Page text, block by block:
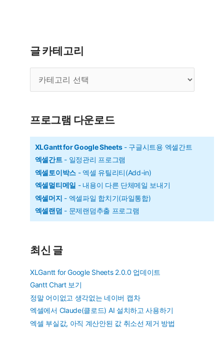
글 카테고리
테
리
프로그램 다운로드
XLGantt for Google Sheets- 구글시트용 엑셀간트
엑셀간트- 일정관리 프로그램
엑셀토이박스 - 엑셀 유틸리티(Add-in)
엑셀멀티메일 - 내용이 다른 단체메일 보내기
엑셀머지 - 엑셀파일 합치기(파일통합)
엑셀랜덤 - 문제랜덤추출 프로그램
최신 글
XLGantt for Google Sheets 2.0.0 업데이트
Gantt Chart 보기
정말 어이없고 생각없는 네이버 캡차
엑셀에서 Claude(클로드) AI 설치하고 사용하기
엑셀 부실값, 아직 계산안된 값 취소선 제거 방법